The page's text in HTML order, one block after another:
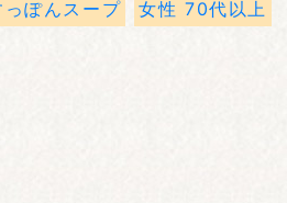
っぽんスープ 女性 70代以上